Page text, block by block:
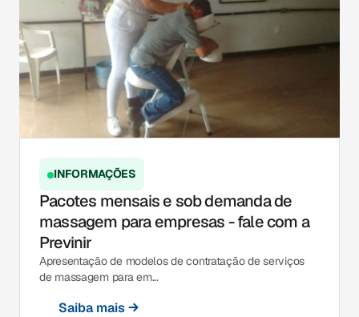
INFORMAÇÕES
Pacotes mensais e sob demanda de
massagem para empresas - fale com a
Previnir
Apresentação de modelos de contratação de serviços
de massagem para em...
Saiba mais